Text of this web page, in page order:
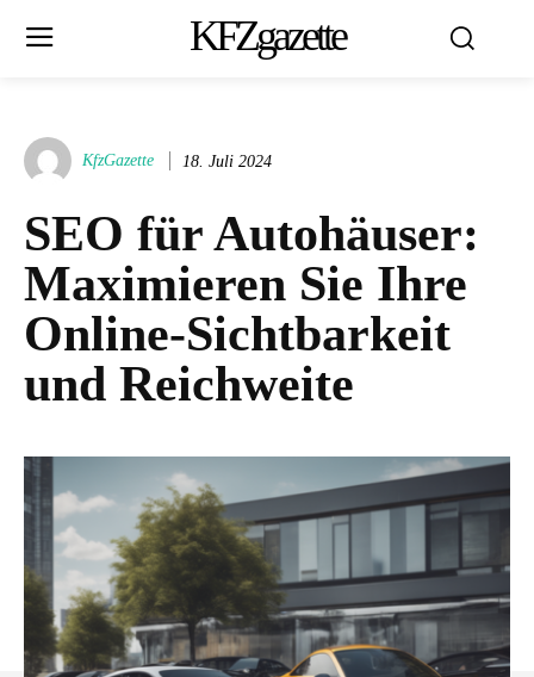
KFZgazette
KfzGazette 18. Juli 2024
SEO für Autohäuser:
Maximieren Sie Ihre
Online-Sichtbarkeit
und Reichweite